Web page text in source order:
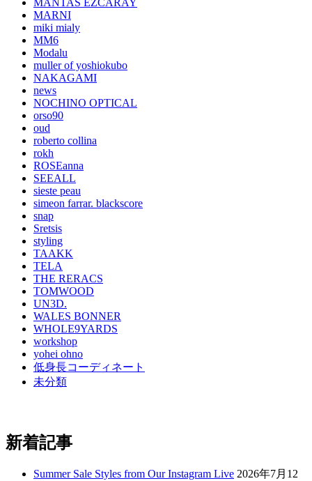
MARNI
miki mialy
MM6
Modalu
muller of yoshiokubo
NAKAGAMI
news
NOCHINO OPTICAL
orso90
oud
roberto collina
rokh
ROSEanna
SEEALL
sieste peau
simeon farrar. blackscore
snap
Sretsis
styling
TAAKK
TELA
THE RERACS
TOMWOOD
UN3D.
WALES BONNER
WHOLE9YARDS
workshop
yohei ohno
低身長コーディネート
未分類
新着記事
Summer Sale Styles from Our Instagram Live 2026年7月12